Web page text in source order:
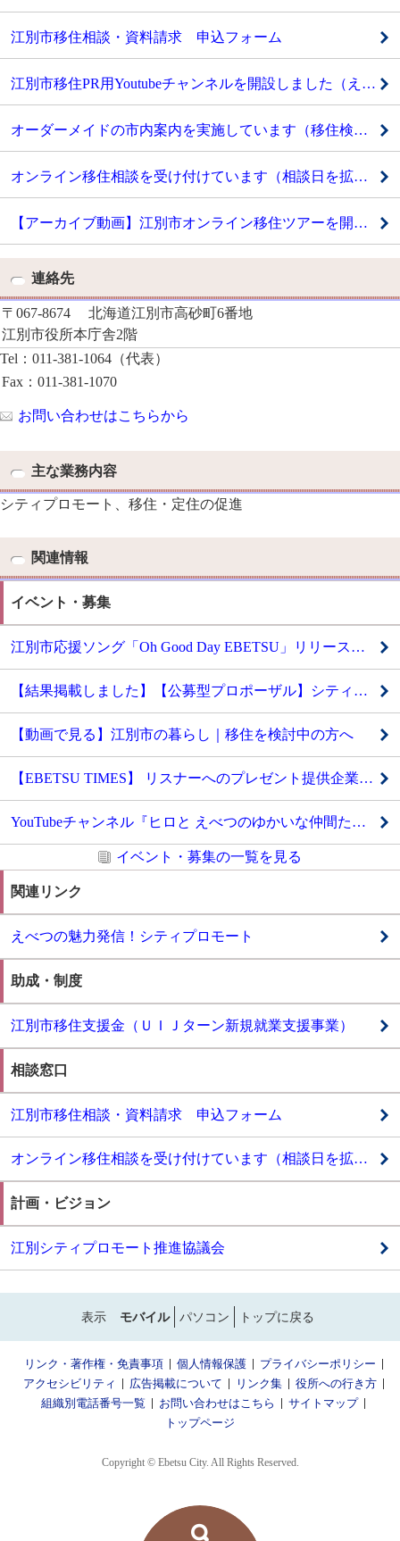
江別市移住相談・資料請求 申込フォーム
江別市移住PR用Youtubeチャンネルを開設しました（えべつで暮らす）
オーダーメイドの市内案内を実施しています（移住検討者対象）
オンライン移住相談を受け付けています（相談日を拡充しました！）
【アーカイブ動画】江別市オンライン移住ツアーを開催しました
連絡先
〒067-8674 北海道江別市高砂町6番地
江別市役所本庁舎2階
Tel：011-381-1064（代表）
Fax：011-381-1070
お問い合わせはこちらから
主な業務内容
シティプロモート、移住・定住の促進
関連情報
イベント・募集
江別市応援ソング「Oh Good Day EBETSU」リリース！ HAMBURGER BOYSが「EBETSU TIMES」に出演（8月1日）
【結果掲載しました】【公募型プロポーザル】シティプロモーションチームによる魅力発信業務委託
【動画で見る】江別市の暮らし｜移住を検討中の方へ
【EBETSU TIMES】 リスナーへのプレゼント提供企業を募集中
YouTubeチャンネル『ヒロと えべつのゆかいな仲間たち』
イベント・募集の一覧を見る
関連リンク
えべつの魅力発信！シティプロモート
助成・制度
江別市移住支援金（ＵＩＪターン新規就業支援事業）
相談窓口
江別市移住相談・資料請求 申込フォーム
オンライン移住相談を受け付けています（相談日を拡充しました！）
計画・ビジョン
江別シティプロモート推進協議会
表示 モバイル パソコン トップに戻る
リンク・著作権・免責事項 個人情報保護
プライバシーポリシー
アクセシビリティ
広告掲載について リンク集
役所への行き方
組織別電話番号一覧
お問い合わせはこちら
サイトマップ
トップページ
Copyright © Ebetsu City. All Rights Reserved.